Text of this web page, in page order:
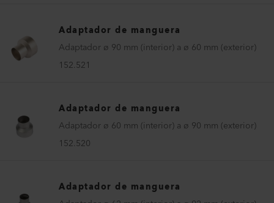
Adaptador de manguera
Adaptador ø 90 mm (interior) a ø 60 mm (exterior)
152.521
Adaptador de manguera
Adaptador ø 60 mm (interior) a ø 90 mm (exterior)
152.520
Adaptador de manguera